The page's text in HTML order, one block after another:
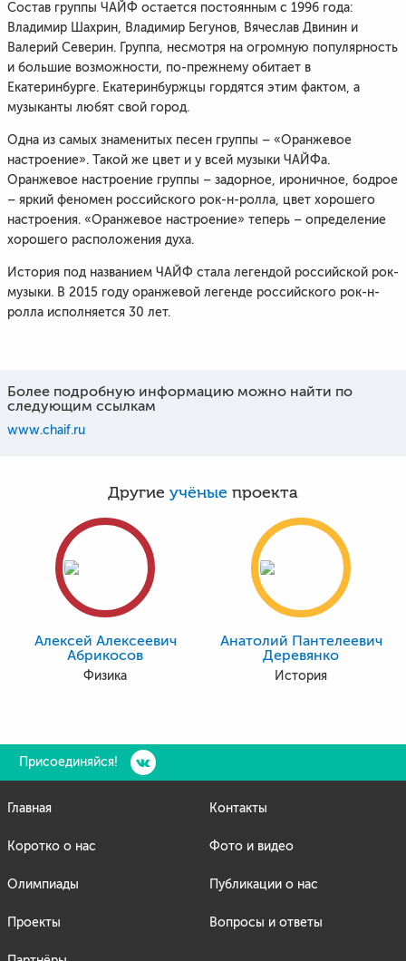
Состав группы ЧАЙФ остается постоянным с 1996 года:
Владимир Шахрин, Владимир Бегунов, Вячеслав Двинин и
Валерий Северин. Группа, несмотря на огромную популярность
и большие возможности, по-прежнему обитает в
Екатеринбурге. Екатеринбуржцы гордятся этим фактом, а
музыканты любят свой город.
Одна из самых знаменитых песен группы – «Оранжевое
настроение». Такой же цвет и у всей музыки ЧАЙФа.
Оранжевое настроение группы – задорное, ироничное, бодрое
– яркий феномен российского рок-н-ролла, цвет хорошего
настроения. «Оранжевое настроение» теперь – определение
хорошего расположения духа.
История под названием ЧАЙФ стала легендой российской рок-
музыки. В 2015 году оранжевой легенде российского рок-н-
ролла исполняется 30 лет.
Более подробную информацию можно найти по
следующим ссылкам
www.chaif.ru
Другие учёные проекта
Алексей Алексеевич
Абрикосов
Физика
Анатолий Пантелеевич
Деревянко
История
Присоединяйся!
Главная
Коротко о нас
Олимпиады
Проекты
Контакты
Фото и видео
Публикации о нас
Вопросы и ответы